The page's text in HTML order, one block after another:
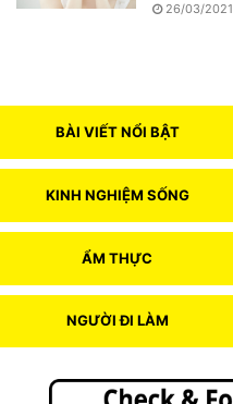
26/03/2021
BÀI VIẾT NỔI BẬT
KINH NGHIỆM SỐNG
ẨM THỰC
NGƯỜI ĐI LÀM